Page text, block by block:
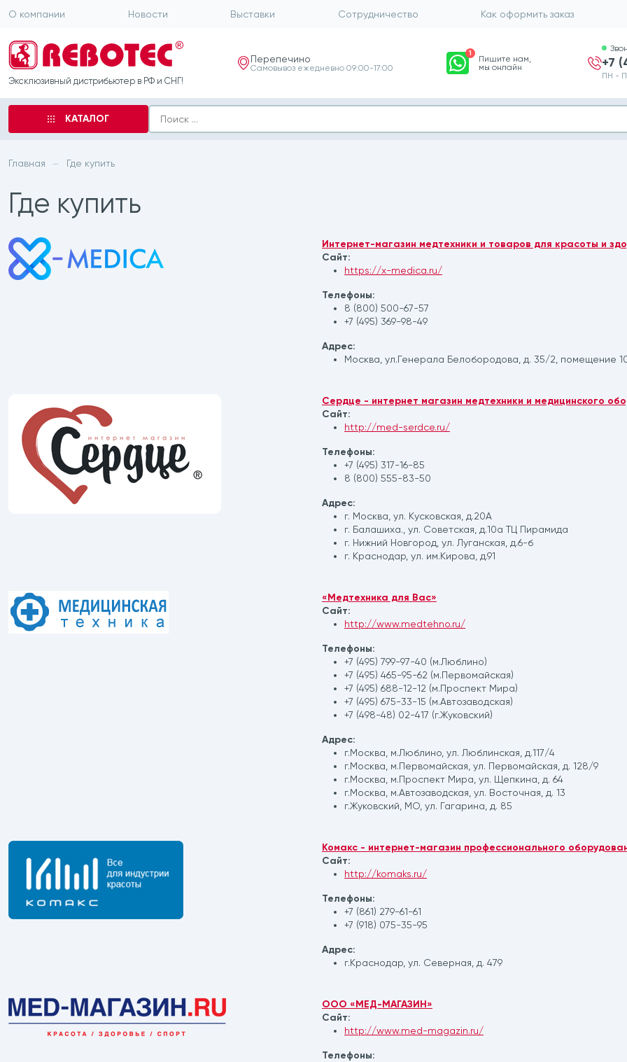
О компании Новости Выставки Сотрудничество Как оформить заказ
Эксклюзивный дистрибьютер в РФ и СНГ!
Перепечино
Самовывоз ежедневно 09:00-17:00
1
Пишите нам,
мы онлайн
+7
ПН -
КАТАЛОГ
Главная — Где купить
Где купить
Интернет-магазин медтехники и товаров для красоты и
Сайт:
https://x-medica.ru/
Телефоны:
8 (800) 500-67-57
+7 (495) 369-98-49
Адрес:
Москва, ул.Генерала Белобородова, д. 35/2, помещение
Сердце - интернет магазин медтехники и медицинского
Сайт:
http://med-serdce.ru/
Телефоны:
+7 (495) 317-16-85
8 (800) 555-83-50
Адрес:
г. Москва, ул. Кусковская, д.20​А​
г. Балашиха., ул. Советская, д.10a ТЦ Пирамида
г. Нижний Новгород, ул. Луганская, д.6-б
​г. Краснодар, ул. им.Кирова, д.91
«Медтехника для Вас»
Сайт:
http://www.medtehno.ru/
Телефоны:
+7 (495) 799-97-40 (м.Люблино)
+7 (495) 465-95-62 (м.Первомайская)
+7 (495) 688-12-12 (м.Проспект Мира)
+7 (495) 675-33-15 (м.Автозаводская)
+7 (498-48) 02-417 (г.Жуковский)
Адрес:
г.Москва, м.Люблино, ул. Люблинская, д.117/4
г.Москва, м.Первомайская, ул. Первомайская, д. 128/9
г.Москва, м.Проспект Мира, ул. Щепкина, д. 64
г.Москва, м.Автозаводская, ул. Восточная, д. 13
г.Жуковский, МО, ул. Гагарина, д. 85
Комакс - интернет-магазин профессионального
Сайт:
http://komaks.ru/
Телефоны:
+7 (861) 279-61-61
+7 (918) 075-35-95
Адрес:
г.Краснодар, ул. Северная, д. 479
ООО «МЕД-МАГАЗИН»
Сайт:
http://www.med-magazin.ru/
Телефоны: